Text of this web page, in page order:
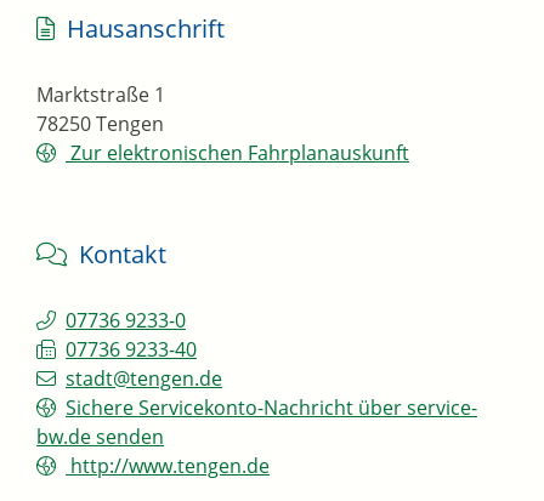
Hausanschrift
Marktstraße 1
78250Tengen
Zur elektronischen Fahrplanauskunft
Kontakt
07736 9233-0
07736 9233-40
stadt@tengen.de
Sichere Servicekonto-Nachricht über service-
bw.de senden
http://www.tengen.de